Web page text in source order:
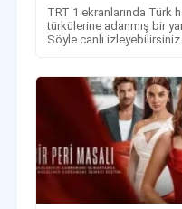
TRT 1 ekranlarında Türk
türkülerine adanmış bir
Söyle canlı izleyebilirsiniz.